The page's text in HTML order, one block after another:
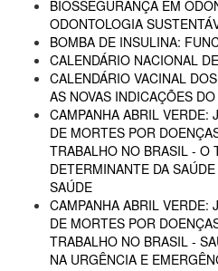
BIOSSEGURANÇA EM
ODONTOLOGIA
BOMBA DE INSULINA:
CALENDÁRIO NACIONAL
CALENDÁRIO VACINAL
AS NOVAS INDICAÇÕES
CAMPANHA ABRIL VERDE:
DE MORTES POR
TRABALHO NO BRASIL - O
DETERMINANTE DA
SAÚDE
CAMPANHA ABRIL VERDE:
DE MORTES POR
TRABALHO NO BRASIL -
NA URGÊNCIA E